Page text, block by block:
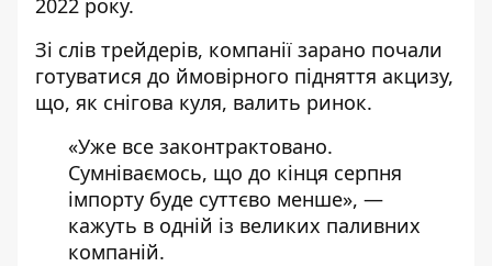
2022 року.
Зі слів трейдерів, компанії зарано почали
готуватися до ймовірного підняття акцизу,
що, як снігова куля, валить ринок.
«Уже все законтрактовано.
Сумніваємось, що до кінця серпня
імпорту буде суттєво менше», —
кажуть в одній із великих паливних
компаній.